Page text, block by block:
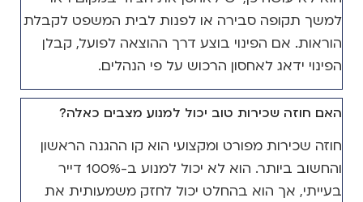
למשך תקופה סבירה או לפנות לבית המשפט לקבלת
הוראות. אם הפינוי בוצע דרך ההוצאה לפועל, קבלן
הפינוי ידאג לאחסון הרכוש על פי הנהלים.
האם חוזה שכירות טוב יכול למנוע מצבים כאלה?
חוזה שכירות מפורט ומקצועי הוא קו ההגנה הראשון
והחשוב ביותר. הוא לא יכול למנוע ב-100% דייר
בעייתי, אך הוא בהחלט יכול לחזק משמעותית את